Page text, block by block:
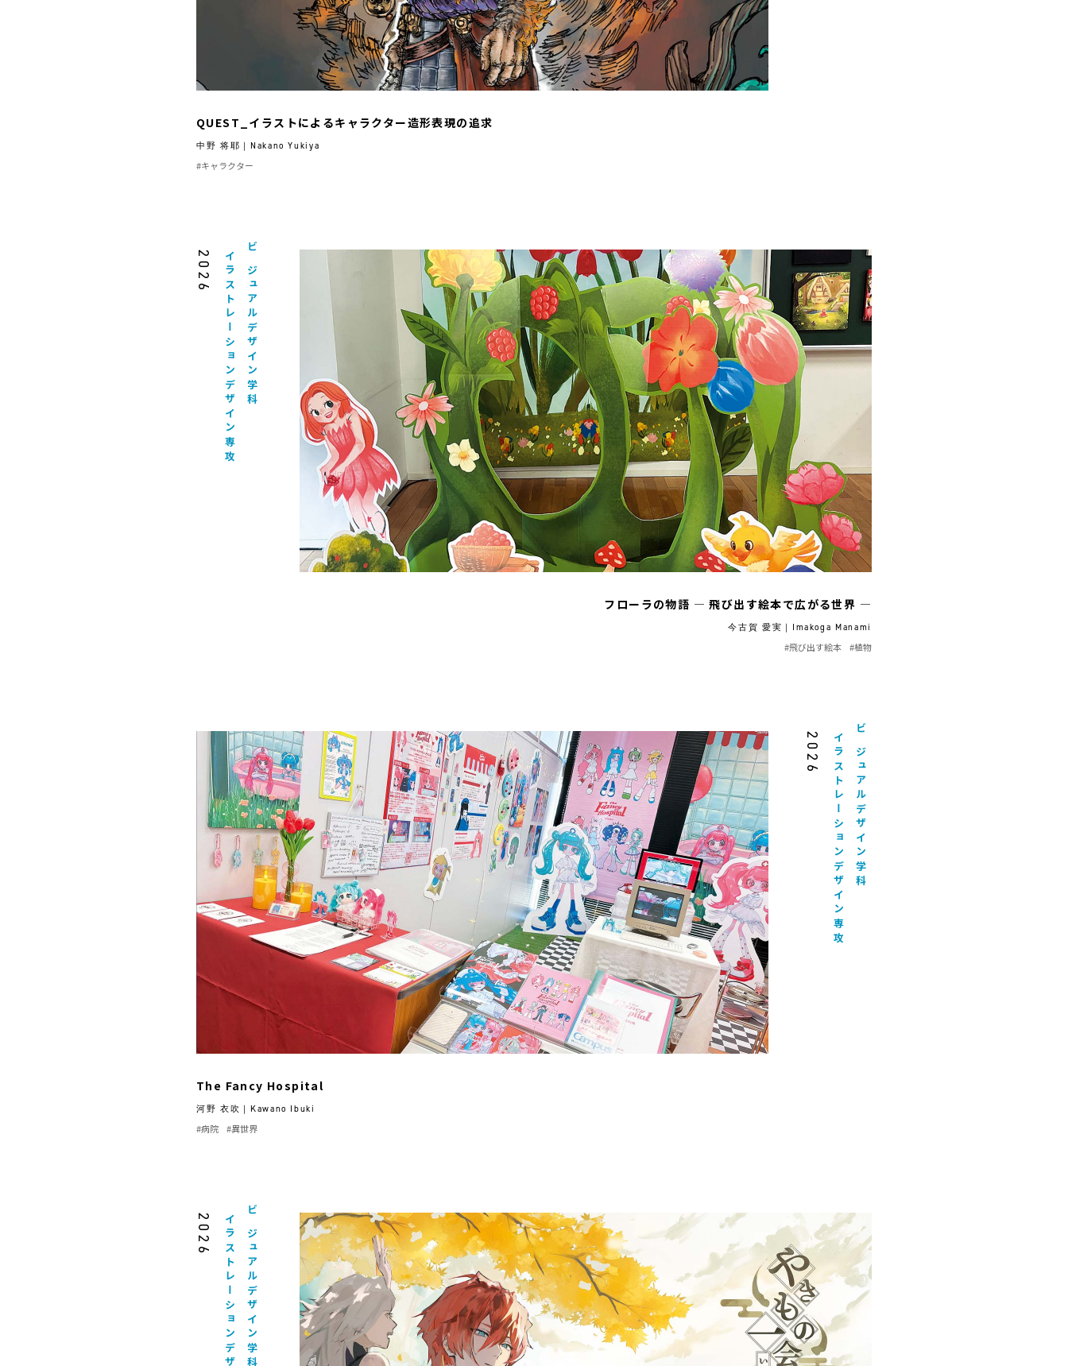
QUEST_イラストによるキャラクター造形表現の追求
中野 将耶｜Nakano Yukiya
#キャラクター
ビジュアルデザイン学科
イラストレーションデザイン専攻
2026
フローラの物語 ― 飛び出す絵本で広がる世界 ―
今古賀 愛実｜Imakoga Manami
#植物
#飛び出す絵本
ビジュアルデザイン学科
イラストレーションデザイン専攻
2026
The Fancy Hospital
河野 衣吹｜Kawano Ibuki
#病院 #異世界
ビジュアルデザイン学科
イラストレーションデザイン専攻
2026